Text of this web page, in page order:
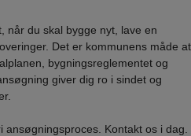
når du skal bygge nyt, lave en
Det er kommunens måde at
bygningsreglementet og
giver dig ro i sindet og
Kontakt os i dag.